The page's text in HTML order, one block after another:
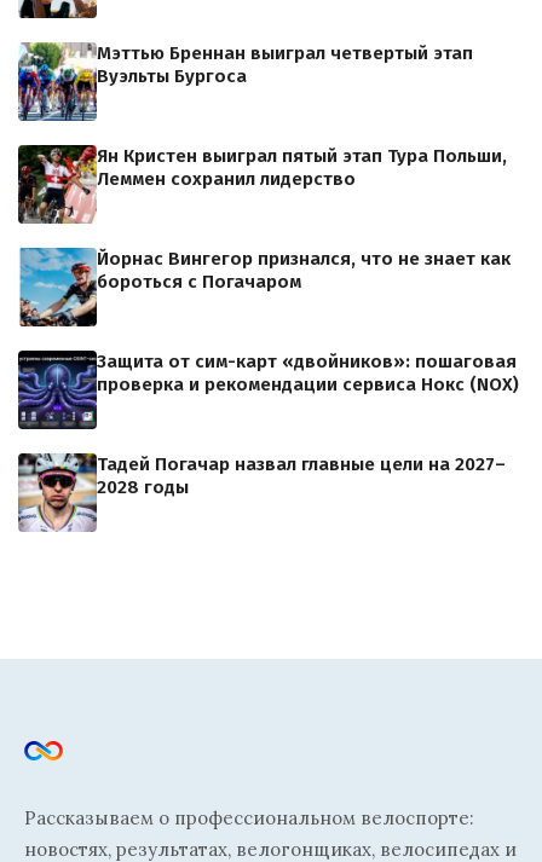
Мэттью Бреннан выиграл четвертый этап
Вуэльты Бургоса
Ян Кристен выиграл пятый этап Тура Польши,
Леммен сохранил лидерство
Йорнас Вингегор признался, что не знает как
бороться с Погачаром
Защита от сим-карт «двойников»: пошаговая
проверка и рекомендации сервиса Нокс (NOX)
Тадей Погачар назвал главные цели на 2027–
2028 годы
Рассказываем о профессиональном велоспорте:
новостях, результатах, велогонщиках, велосипедах и